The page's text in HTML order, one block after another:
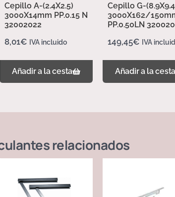
Cepillo A-(2.4X2.5)
3000X14mm PP.0.15 N
32002022
8,01€ IVA incluido
Añadir a la cesta
Cepillo G-
3000X162/
PP.0.50LN
149,45€ IVA
Añadir a la cesta
relacionados